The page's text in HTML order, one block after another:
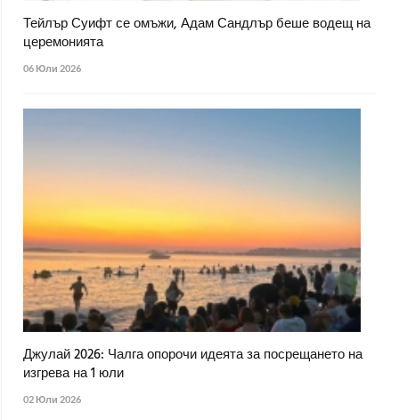
Тейлър Суифт се омъжи, Адам Сандлър беше водещ на
церемонията
06 Юли 2026
Джулай 2026: Чалга опорочи идеята за посрещането на
изгрева на 1 юли
02 Юли 2026